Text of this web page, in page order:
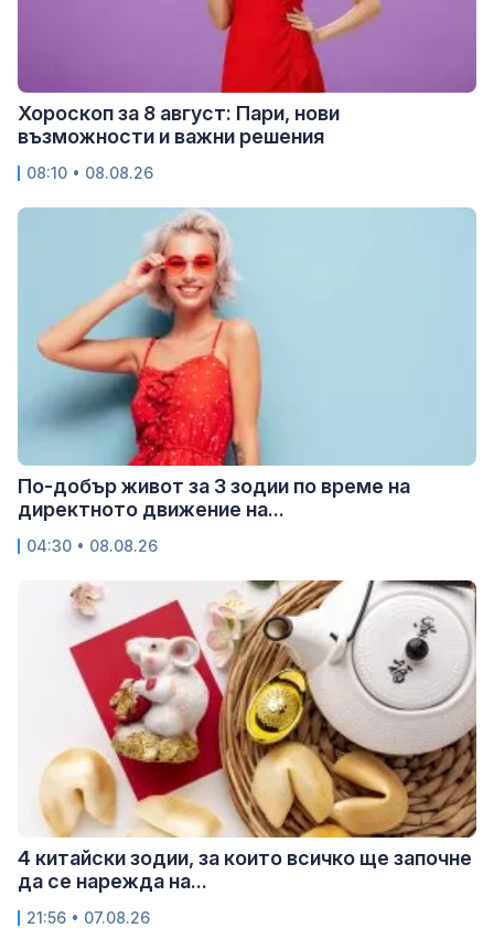
Хороскоп за 8 август: Пари, нови
възможности и важни решения
08:10 • 08.08.26
По-добър живот за 3 зодии по време на
директното движение на...
04:30 • 08.08.26
4 китайски зодии, за които всичко ще започне
да се нарежда на...
21:56 • 07.08.26